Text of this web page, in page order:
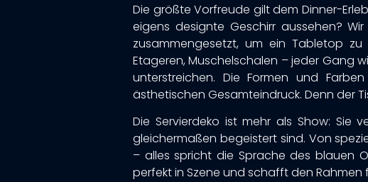
Die größte Vorfreude gilt dem Dinner-
eigens designte Geschirr aussehen?
zusammengesetzt, um ein Tabletop
Etageren, Muschelschalen – jeder Gang
unterstreichen. Die Formen und
ästhetischen Gesamteindruck. Denn der
Die Servierdeko ist mehr als Show: Sie
gleichermaßen begeistert sind. Von
– alles spricht die Sprache des blauen
perfekt in Szene und schafft den Rahmen